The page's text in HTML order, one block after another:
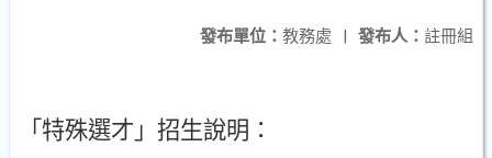
發布人： 註冊組
發布單位： 教務處 |
「 特殊選才 」 招生說明 ：